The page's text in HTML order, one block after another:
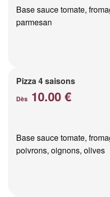
Base sauce tomate,
parmesan
Pizza 4 saisons
Dès 10.00 €
Base sauce tomate,
poivrons, oignons, olives